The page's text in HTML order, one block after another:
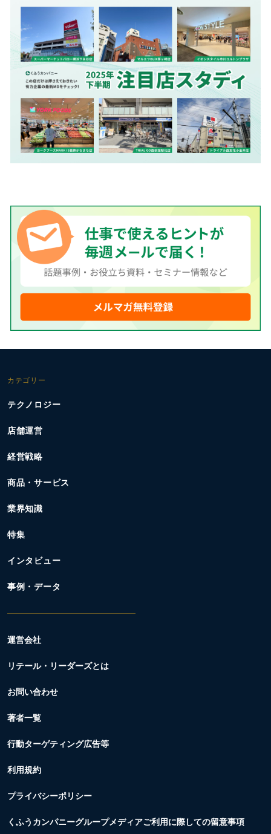
カテゴリー
テクノロジー
店舗運営
経営戦略
商品・サービス
業界知識
特集
インタビュー
事例・データ
運営会社
リテール・リーダーズとは
お問い合わせ
著者一覧
行動ターゲティング広告等
利用規約
プライバシーポリシー
くふうカンパニーグループメディアご利用に際しての留意事項